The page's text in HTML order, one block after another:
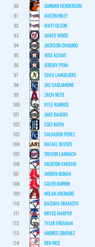
90
GUNNAR HENDERSON
91
AUSTIN RILEY
92
MATT OLSON
93
JAMES WOOD
94
JACKSON CHOURIO
95
JOSE ALTUVE
96
JEREMY PENA
97
SHEA LANGELIERS
98
JAC CAGLIANONE
99
ZACH NETO
100
KYLE KARROS
101
JAKE BAUERS
102
COLT KEITH
103
SALVADOR PEREZ
104
RAFAEL DEVERS
105
TREVOR LARNACH
106
DAULTON VARSHO
107
JARREN DURAN
108
CALEB DURBIN
109
NOLAN ARENADO
110
KAZUMA OKAMOTO
111
BRYCE HARPER
112
TYLER FREEMAN
113
ANDRES GIMENEZ
114
BEN RICE